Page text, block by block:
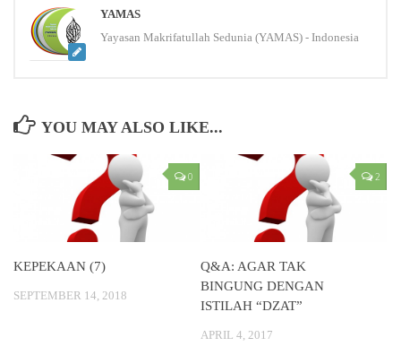
YAMAS
Yayasan Makrifatullah Sedunia (YAMAS) - Indonesia
YOU MAY ALSO LIKE...
0
KEPEKAAN (7)
SEPTEMBER 14, 2018
2
Q&A: AGAR TAK
BINGUNG DENGAN
ISTILAH “DZAT”
APRIL 4, 2017